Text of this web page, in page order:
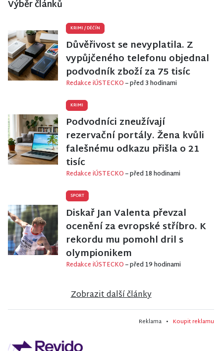
Výběr článků
KRIMI /DĚČÍN
Důvěřivost se nevyplatila. Z
vypůjčeného telefonu objednal
podvodník zboží za 75 tisíc
Redakce iÚSTECKO– před 3 hodinami
KRIMI
Podvodníci zneužívají
rezervační portály. Žena kvůli
falešnému odkazu přišla o 21
tisíc
Redakce iÚSTECKO– před 18 hodinami
SPORT
Diskař Jan Valenta převzal
ocenění za evropské stříbro. K
rekordu mu pomohl dril s
olympionikem
Redakce iÚSTECKO– před 19 hodinami
Zobrazit další články
Reklama • Koupit reklamu